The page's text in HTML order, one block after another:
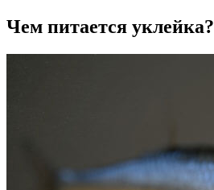
Чем питается уклейка?